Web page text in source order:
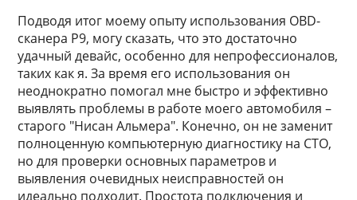
Подводя итог моему опыту использования OBD-
сканера P9, могу сказать, что это достаточно
удачный девайс, особенно для непрофессионалов,
таких как я. За время его использования он
неоднократно помогал мне быстро и эффективно
выявлять проблемы в работе моего автомобиля –
старого "Нисан Альмера". Конечно, он не заменит
полноценную компьютерную диагностику на СТО,
но для проверки основных параметров и
выявления очевидных неисправностей он
идеально подходит. Простота подключения и